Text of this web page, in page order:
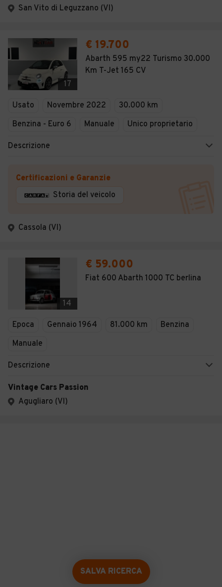
San Vito di Leguzzano (VI)
17
€ 19.700
Abarth 595 my22 Turismo 30.000
Km T-Jet 165 CV
Usato Novembre 2022
30.000 km
Benzina - Euro 6
Manuale Unico proprietario
Descrizione
Certificazioni e Garanzie
Storia del veicolo
Cassola (VI)
14
€ 59.000
Fiat 600 Abarth 1000 TC berlina
Epoca Gennaio 1964 81.000 km
Benzina
Manuale
Descrizione
Vintage Cars Passion
Agugliaro (VI)
SALVA RICERCA